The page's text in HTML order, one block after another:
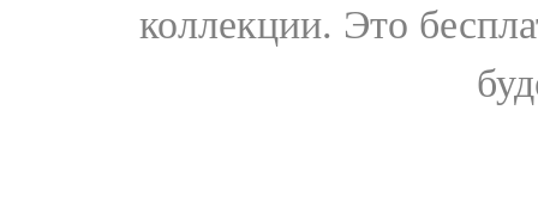
коллекции. Это